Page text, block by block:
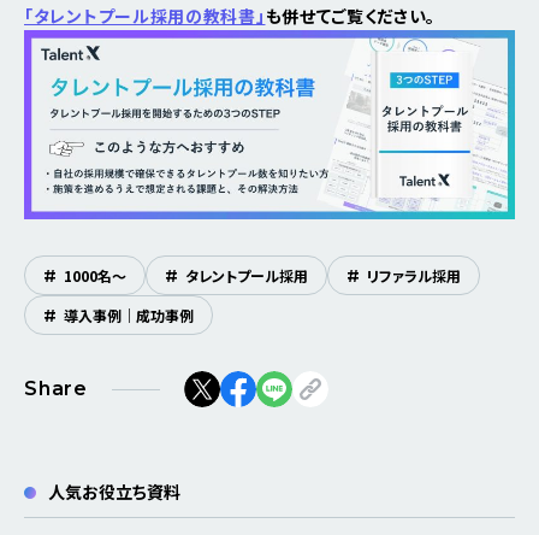
「タレントプール採用の教科書」 も併せてご覧ください。
# 1000名〜 # タレントプール採用 # リファラル採用
# 導入事例｜成功事例
Share
人気お役立ち資料